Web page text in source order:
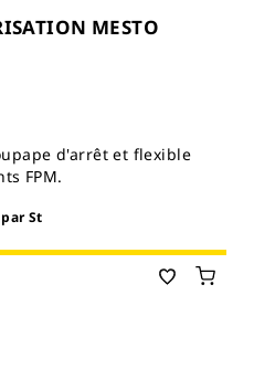
MESTO
d'arrêt et flexible
FPM.
par St